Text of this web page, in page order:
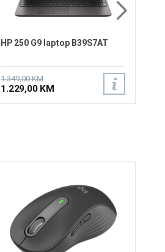
HP 250 G9 laptop B39S7AT
1.349,00 KM
1.229,00 KM